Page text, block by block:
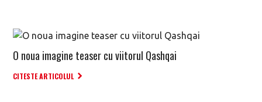
O noua imagine teaser cu viitorul Qashqai
CITESTE ARTICOLUL